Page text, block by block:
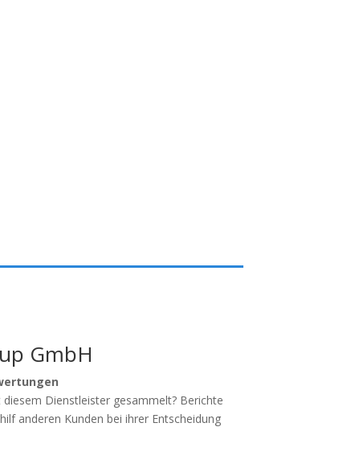
GmbH
Dienstleister gesammelt? Berichte
anderen Kunden bei ihrer Entscheidung